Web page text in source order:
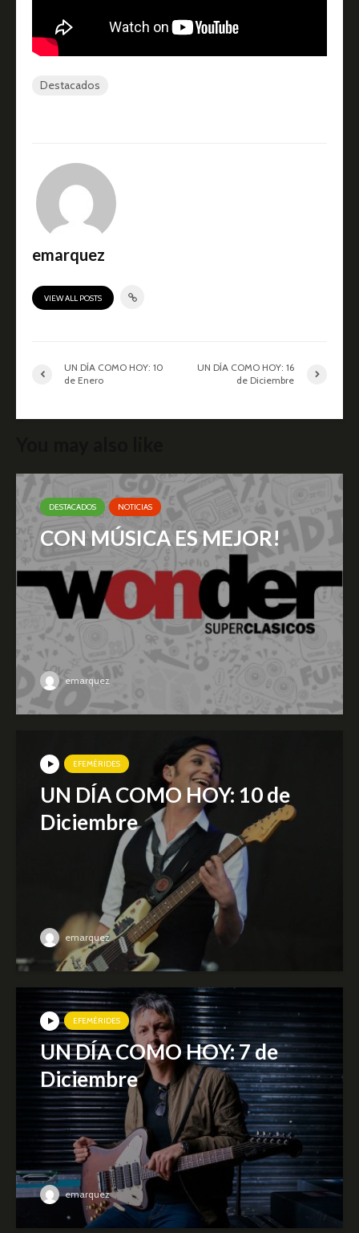
Destacados
emarquez
VIEW ALL POSTS
UN DÍA COMO HOY: 10
de Enero
UN DÍA COMO HOY: 16
de Diciembre
DESTACADOS NOTICIAS
CON MÚSICA ES MEJOR!
emarquez
EFEMÉRIDES
UN DÍA COMO HOY: 10 de
Diciembre
emarquez
EFEMÉRIDES
UN DÍA COMO HOY: 7 de
Diciembre
emarquez